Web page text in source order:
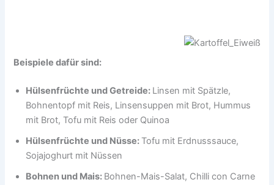
Beispiele dafür sind:
Hülsenfrüchte und Getreide: Linsen mit Spätzle,
Bohnentopf mit Reis, Linsensuppen mit Brot, Hummus
mit Brot, Tofu mit Reis oder Quinoa
Hülsenfrüchte und Nüsse: Tofu mit Erdnusssauce,
Sojajoghurt mit Nüssen
Bohnen und Mais: Bohnen-Mais-Salat, Chilli con Carne